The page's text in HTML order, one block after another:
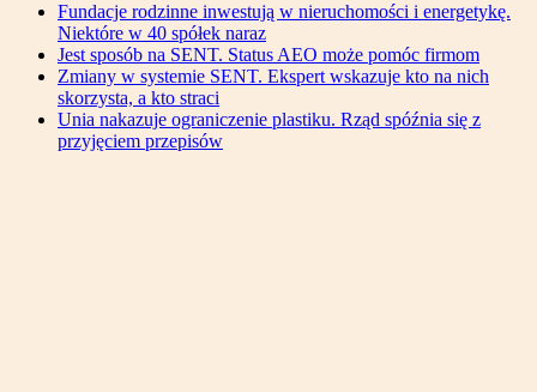
Fundacje rodzinne inwestują w nieruchomości i energetykę.
Niektóre w 40 spółek naraz
Jest sposób na SENT. Status AEO może pomóc firmom
Zmiany w systemie SENT. Ekspert wskazuje kto na nich
skorzysta, a kto straci
Unia nakazuje ograniczenie plastiku. Rząd spóźnia się z
przyjęciem przepisów